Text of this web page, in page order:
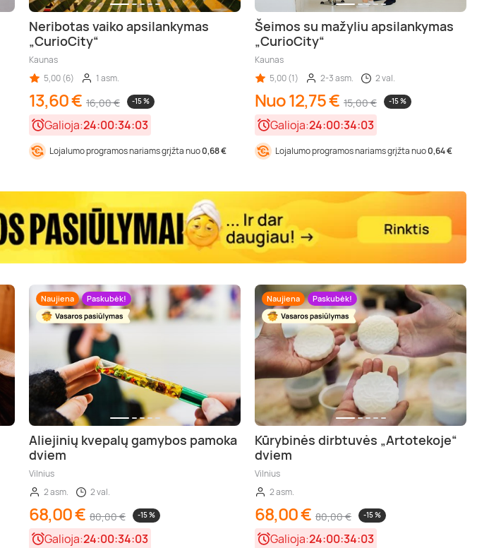
Neribotas vaiko apsilankymas
„CurioCity“
Kaunas
5,00 (6)
1 asm.
13,60 € 16,00 € -15 %
Galioja:24:00:34:01
Lojalumo programos nariams grįžta nuo0,68 €
Šeimos su mažyliu apsilankymas
„CurioCity“
Kaunas
5,00 (1)
2-3 asm. 2 val.
Nuo 12,75 € 15,00 € -15 %
Galioja:24:00:34:01
Lojalumo programos nariams grįžta nuo0,64 €
Naujiena Paskubėk!
Aliejinių kvepalų gamybos pamoka
dviem
Vilnius
2 asm.
2 val.
68,00 € 80,00 € -15 %
Galioja:24:00:34:01
Naujiena Paskubėk!
Kūrybinės dirbtuvės „Artotekoje“
dviem
Vilnius
2 asm.
68,00 € 80,00 € -15 %
Galioja:24:00:34:01